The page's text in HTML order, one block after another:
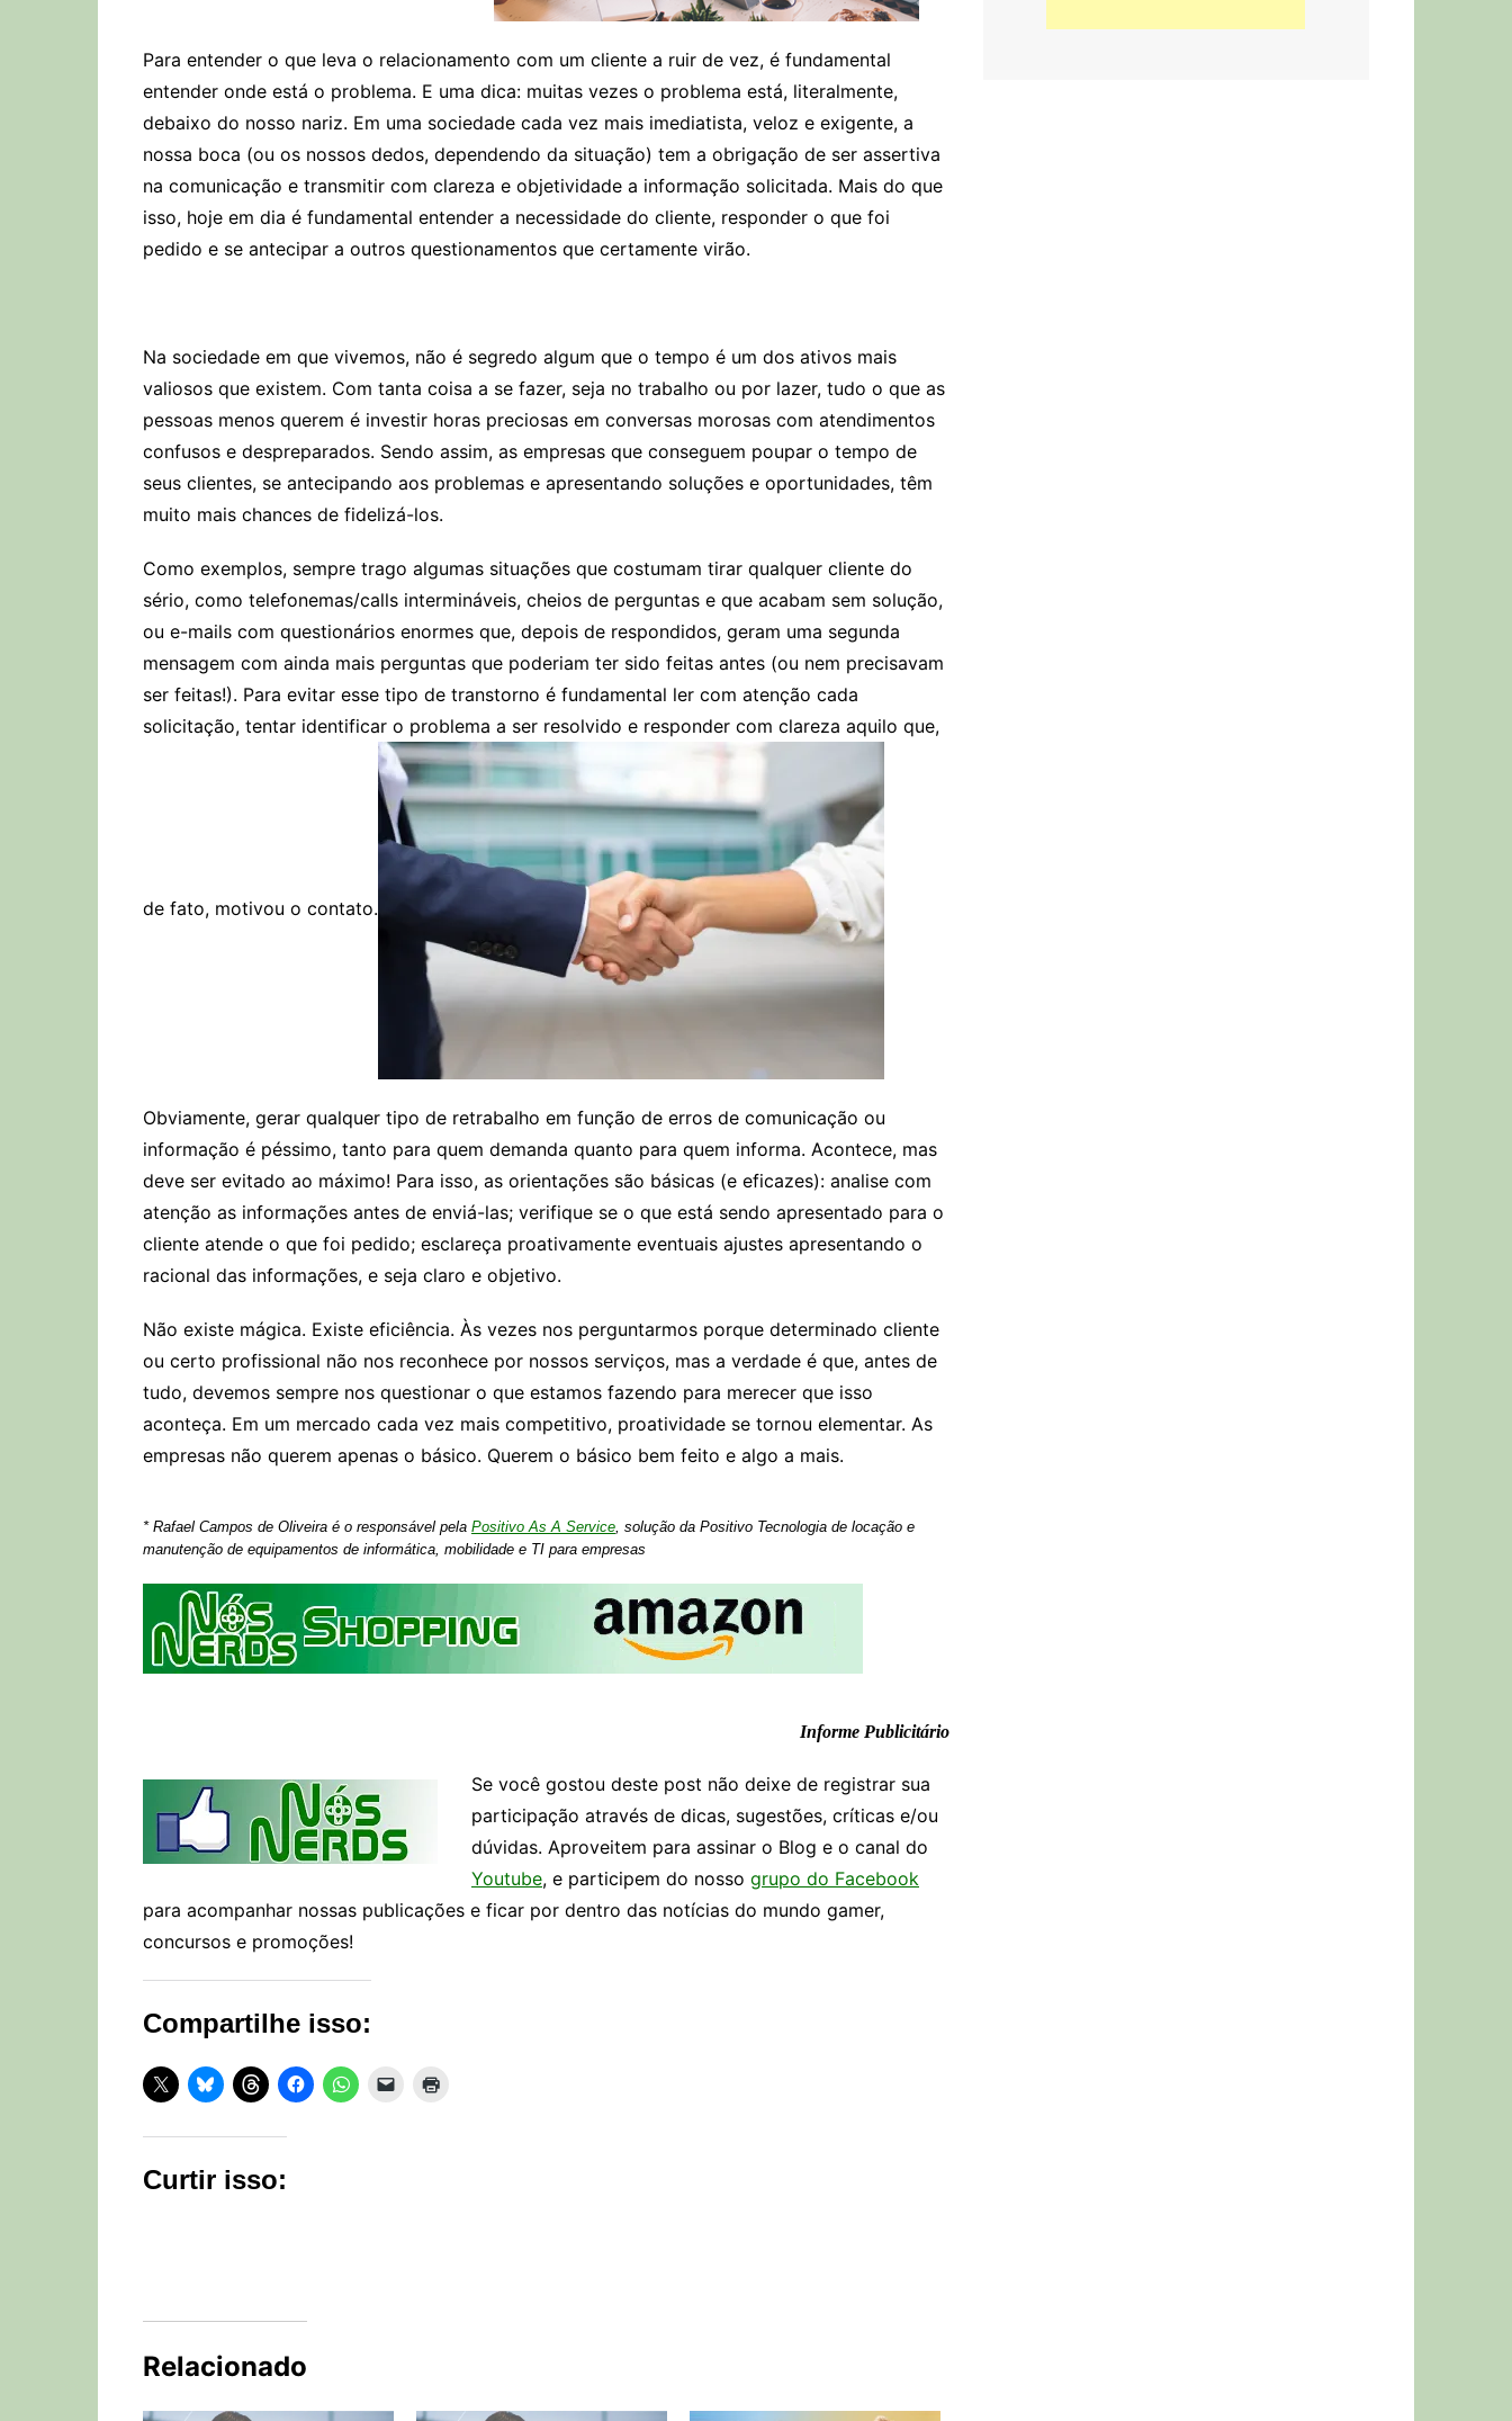
Para entender o que leva o relacionamento com um cliente a ruir de vez, é fundamental
entender onde está o problema. E uma dica: muitas vezes o problema está, literalmente,
debaixo do nosso nariz. Em uma sociedade cada vez mais imediatista, veloz e exigente, a
nossa boca (ou os nossos dedos, dependendo da situação) tem a obrigação de ser assertiva
na comunicação e transmitir com clareza e objetividade a informação solicitada. Mais do que
isso, hoje em dia é fundamental entender a necessidade do cliente, responder o que foi
pedido e se antecipar a outros questionamentos que certamente virão.
Na sociedade em que vivemos, não é segredo algum que o tempo é um dos ativos mais
valiosos que existem. Com tanta coisa a se fazer, seja no trabalho ou por lazer, tudo o que as
pessoas menos querem é investir horas preciosas em conversas morosas com atendimentos
confusos e despreparados. Sendo assim, as empresas que conseguem poupar o tempo de
seus clientes, se antecipando aos problemas e apresentando soluções e oportunidades, têm
muito mais chances de fidelizá-los.
Como exemplos, sempre trago algumas situações que costumam tirar qualquer cliente do
sério, como telefonemas/calls intermináveis, cheios de perguntas e que acabam sem solução,
ou e-mails com questionários enormes que, depois de respondidos, geram uma segunda
mensagem com ainda mais perguntas que poderiam ter sido feitas antes (ou nem precisavam
ser feitas!). Para evitar esse tipo de transtorno é fundamental ler com atenção cada
solicitação, tentar identificar o problema a ser resolvido e responder com clareza aquilo que,
de fato, motivou o contato.
Obviamente, gerar qualquer tipo de retrabalho em função de erros de comunicação ou
informação é péssimo, tanto para quem demanda quanto para quem informa. Acontece, mas
deve ser evitado ao máximo! Para isso, as orientações são básicas (e eficazes): analise com
atenção as informações antes de enviá-las; verifique se o que está sendo apresentado para o
cliente atende o que foi pedido; esclareça proativamente eventuais ajustes apresentando o
racional das informações, e seja claro e objetivo.
Não existe mágica. Existe eficiência. Às vezes nos perguntarmos porque determinado cliente
ou certo profissional não nos reconhece por nossos serviços, mas a verdade é que, antes de
tudo, devemos sempre nos questionar o que estamos fazendo para merecer que isso
aconteça. Em um mercado cada vez mais competitivo, proatividade se tornou elementar. As
empresas não querem apenas o básico. Querem o básico bem feito e algo a mais.
* Rafael Campos de Oliveira é o responsável pela Positivo As A Service, solução da Positivo Tecnologia de locação e
manutenção de equipamentos de informática, mobilidade e TI para empresas
Informe Publicitário
Se você gostou deste post não deixe de registrar sua
participação através de dicas, sugestões, críticas e/ou
dúvidas. Aproveitem para assinar o Blog e o canal do
Youtube, e participem do nosso grupo do Facebook
para acompanhar nossas publicações e ficar por dentro das notícias do mundo gamer,
concursos e promoções!
Compartilhe isso:
Curtir isso:
Relacionado